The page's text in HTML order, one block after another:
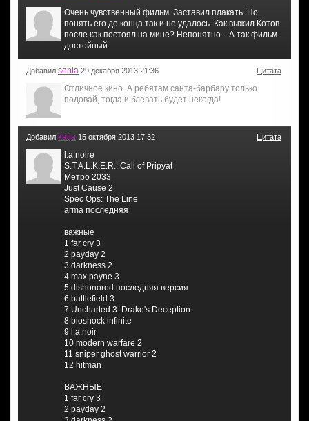
Очень чувственный фильм. Заставил плакать. Но
понять его до конца так и не удалось. Как выжил Котов
после как постоял на мине? Непонятно... А так фильм
достойный.
Добавил senia 29 декабря 2013 21:36 Цитата
Отличное кино. А ребятам санта-барбару только
подовай, тогда и блевать будет некогда!
Добавил katja 15 октября 2013 17:32 Цитата
l.a.noire
S.T.A.L.K.E.R.: Call of Pripyat
Метро 2033
Just Cause 2
Spec Ops: The Line
arma последняя
важные
1 far cry 3
2 payday 2
3 darkness 2
4 max payne 3
5 dishonored последняя версия
6 battlefield 3
7 Uncharted 3: Drake's Deception
8 bioshock infinite
9 l.a.noir
10 modern warfare 2
11 sniper ghost warrior 2
12 hitman
ВАЖНЫЕ
1 far cry 3
2 payday 2